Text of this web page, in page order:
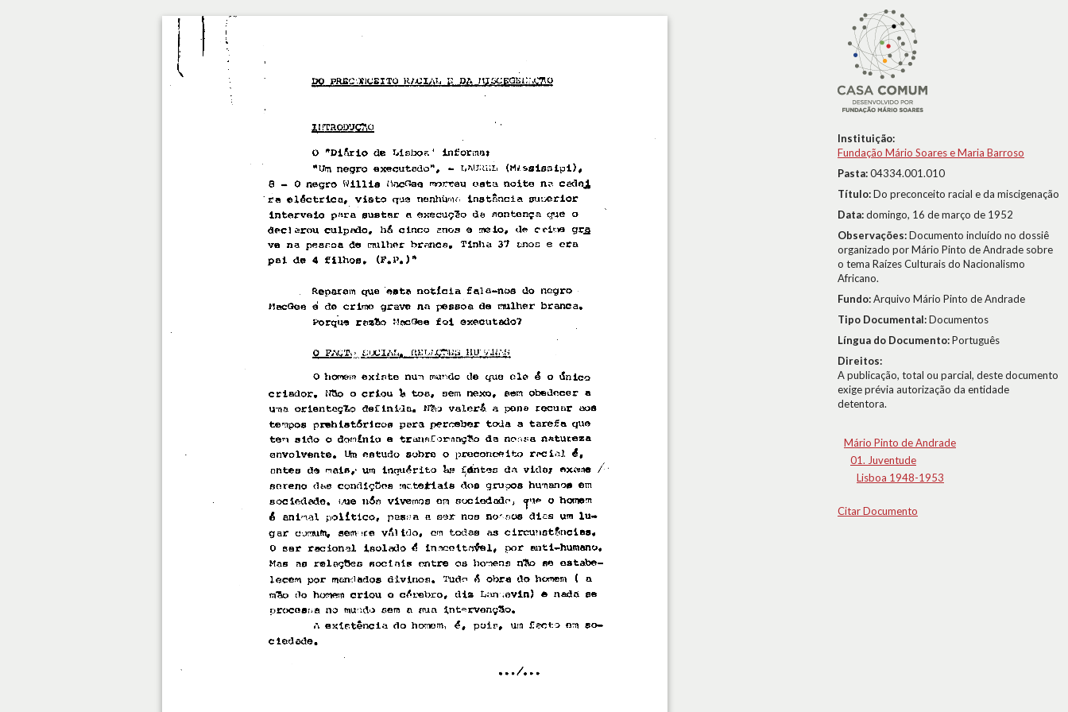
Instituição:
Fundação Mário Soares e Maria Barroso
Pasta:04334.001.010
Título:Do preconceito racial e da miscigenação
Data:domingo, 16 de março de 1952
Observações:Documento incluído no dossiê
organizado por Mário Pinto de Andrade sobre
o tema Raízes Culturais do Nacionalismo
Africano.
Fundo:Arquivo Mário Pinto de Andrade
Tipo Documental:Documentos
Língua do Documento:Português
Direitos:
A publicação, total ou parcial, deste documento
exige prévia autorização da entidade
detentora.
Mário Pinto de Andrade
01. Juventude
Lisboa 1948-1953
Citar Documento